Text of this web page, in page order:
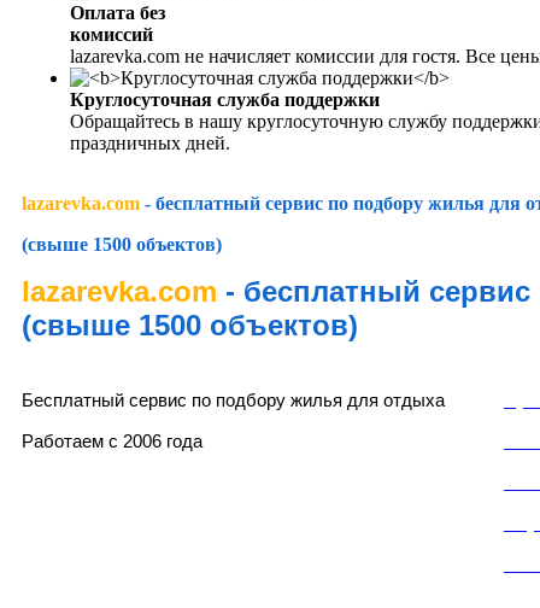
Оплата без
комиссий
lazarevka.com не начисляет комиссии для гостя. Все
Круглосуточная служба поддержки
Обращайтесь в нашу круглосуточную службу
праздничных дней.
lazarevka.com - бесплатный сервис по подбору жилья для
(свыше 1500 объектов)
lazarevka.com - бесплатный
(свыше 1500 объектов)
Бесплатный сервис по подбору жилья для отдыха
Работаем с 2006 года